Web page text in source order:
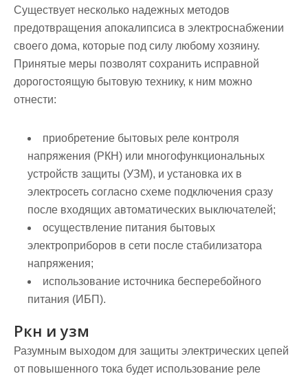
Существует несколько надежных методов
предотвращения апокалипсиса в электроснабжении
своего дома, которые под силу любому хозяину.
Принятые меры позволят сохранить исправной
дорогостоящую бытовую технику, к ним можно
отнести:
приобретение бытовых реле контроля
напряжения (РКН) или многофункциональных
устройств защиты (УЗМ), и установка их в
электросеть согласно схеме подключения сразу
после входящих автоматических выключателей;
осуществление питания бытовых
электроприборов в сети после стабилизатора
напряжения;
использование источника бесперебойного
питания (ИБП).
Ркн и узм
Разумным выходом для защиты электрических цепей
от повышенного тока будет использование реле